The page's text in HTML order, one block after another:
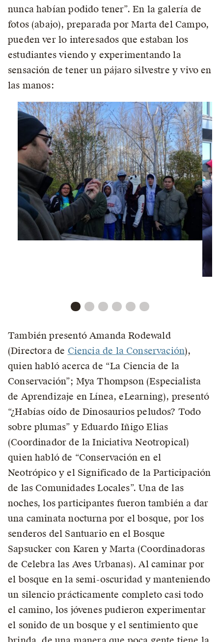
nunca habían podido tener”. En la galería de
fotos (abajo), preparada por Marta del Campo,
pueden ver lo interesados que estaban los
estudiantes viendo y experimentando la
sensación de tener un pájaro silvestre y vivo en
las manos:
También presentó Amanda Rodewald
(Directora de Ciencia de la Conservación),
quien habló acerca de “La Ciencia de la
Conservación”; Mya Thompson (Especialista
de Aprendizaje en Línea, eLearning), presentó
“¿Habías oído de Dinosaurios peludos? Todo
sobre plumas” y Eduardo Iñigo Elias
(Coordinador de la Iniciativa Neotropical)
quien habló de “Conservación en el
Neotrópico y el Significado de la Participación
de las Comunidades Locales”. Una de las
noches, los participantes fueron también a dar
una caminata nocturna por el bosque, por los
senderos del Santuario en el Bosque
Sapsucker con Karen y Marta (Coordinadoras
de Celebra las Aves Urbanas). Al caminar por
el bosque en la semi-oscuridad y manteniendo
un silencio prácticamente completo casi todo
el camino, los jóvenes pudieron experimentar
el sonido de un bosque y el sentimiento que